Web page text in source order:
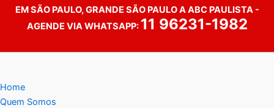
EM SÃO PAULO, GRANDE SÃO PAULO A ABC PAULISTA -
AGENDE VIA WHATSAPP: 11 96231-1982
Home
Quem Somos